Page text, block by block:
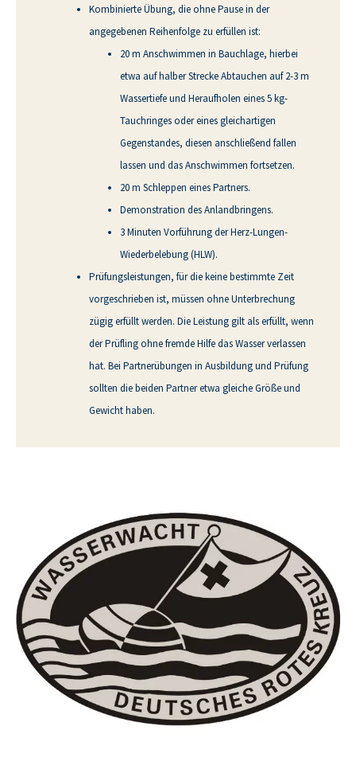
Kombinierte Übung, die ohne Pause in der
angegebenen Reihenfolge zu erfüllen ist:
20 m Anschwimmen in Bauchlage, hierbei
etwa auf halber Strecke Abtauchen auf 2-3 m
Wassertiefe und Heraufholen eines 5 kg-
Tauchringes oder eines gleichartigen
Gegenstandes, diesen anschließend fallen
lassen und das Anschwimmen fortsetzen.
20 m Schleppen eines Partners.
Demonstration des Anlandbringens.
3 Minuten Vorführung der Herz-Lungen-
Wiederbelebung (HLW).
Prüfungsleistungen, für die keine bestimmte Zeit
vorgeschrieben ist, müssen ohne Unterbrechung
zügig erfüllt werden. Die Leistung gilt als erfüllt, wenn
der Prüfling ohne fremde Hilfe das Wasser verlassen
hat. Bei Partnerübungen in Ausbildung und Prüfung
sollten die beiden Partner etwa gleiche Größe und
Gewicht haben.